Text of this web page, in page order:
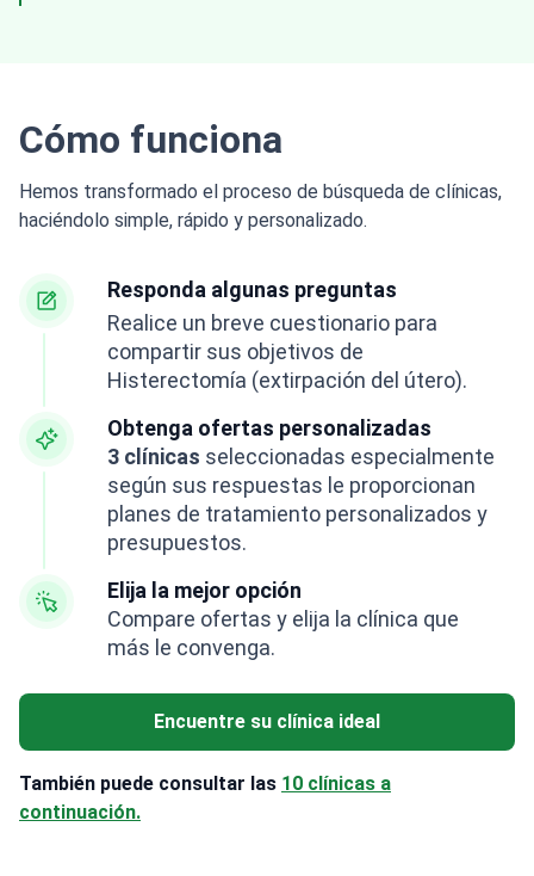
Cómo funciona
Hemos transformado el proceso de búsqueda de clínicas,
haciéndolo simple, rápido y personalizado.
Responda algunas preguntas
Realice un breve cuestionario para
compartir sus objetivos de
Histerectomía (extirpación del útero).
Obtenga ofertas personalizadas
3 clínicas seleccionadas especialmente
según sus respuestas le proporcionan
planes de tratamiento personalizados y
presupuestos.
Elija la mejor opción
Compare ofertas y elija la clínica que
más le convenga.
Encuentre su clínica ideal
También puede consultar las 10 clínicas a
continuación.